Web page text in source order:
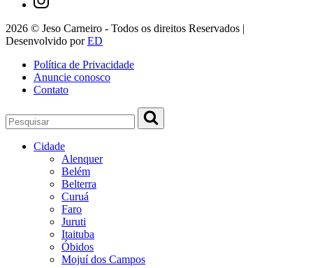
2026 © Jeso Carneiro - Todos os direitos Reservados |
Desenvolvido porED
Política de Privacidade
Anuncie conosco
Contato
Cidade
Alenquer
Belém
Belterra
Curuá
Faro
Juruti
Itaituba
Óbidos
Mojuí dos Campos